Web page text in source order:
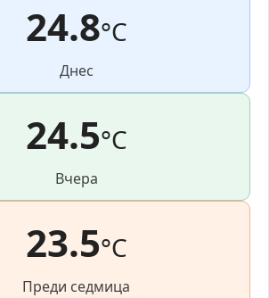
24.8°C
Днес
24.5°C
Вчера
23.5°C
Преди седмица